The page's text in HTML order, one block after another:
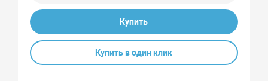
Купить
Купить в один клик